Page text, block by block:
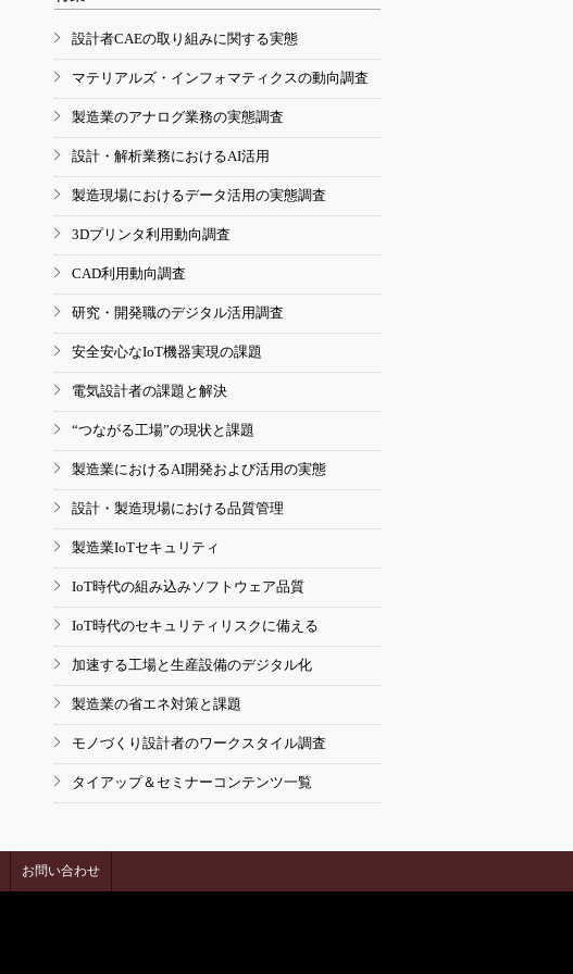
設計者CAEの取り組みに関する実態
マテリアルズ・インフォマティクスの動向調査
製造業のアナログ業務の実態調査
設計・解析業務におけるAI活用
製造現場におけるデータ活用の実態調査
3Dプリンタ利用動向調査
CAD利用動向調査
研究・開発職のデジタル活用調査
安全安心なIoT機器実現の課題
電気設計者の課題と解決
“つながる工場”の現状と課題
製造業におけるAI開発および活用の実態
設計・製造現場における品質管理
製造業IoTセキュリティ
IoT時代の組み込みソフトウェア品質
IoT時代のセキュリティリスクに備える
加速する工場と生産設備のデジタル化
製造業の省エネ対策と課題
モノづくり設計者のワークスタイル調査
タイアップ＆セミナーコンテンツ一覧
お問い合わせ